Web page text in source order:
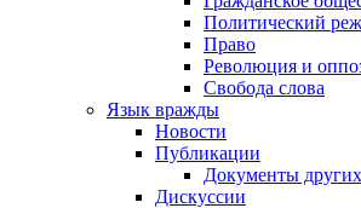
Политический
Право
Революция и
Свобода слова
Язык вражды
Новости
Публикации
Документы
Дискуссии